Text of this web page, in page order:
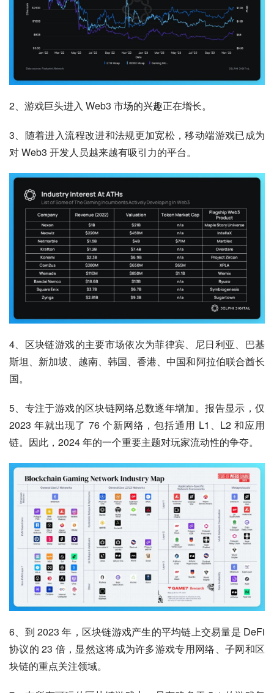
2、游戏巨头进入 Web3 市场的兴趣正在增长。
3、随着进入流程改进和法规更加宽松，移动端游戏已成为
对 Web3 开发人员越来越有吸引力的平台。
4、区块链游戏的主要市场依次为菲律宾、尼日利亚、巴基
斯坦、新加坡、越南、韩国、香港、中国和阿拉伯联合酋长
国。
5、专注于游戏的区块链网络总数逐年增加。报告显示，仅
2023 年就出现了 76 个新网络，包括通用 L1、L2 和应用
链。因此，2024 年的一个重要主题对玩家流动性的争夺。
6、到 2023 年，区块链游戏产生的平均链上交易量是 DeFi
协议的 23 倍，显然这将成为许多游戏专用网络、子网和区
块链的重点关注领域。